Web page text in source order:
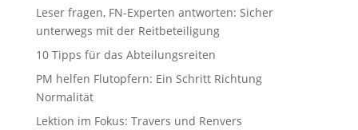
Leser fragen, FN-Experten antworten: Sicher
unterwegs mit der Reitbeteiligung
10 Tipps für das Abteilungsreiten
PM helfen Flutopfern: Ein Schritt Richtung
Normalität
Lektion im Fokus: Travers und Renvers